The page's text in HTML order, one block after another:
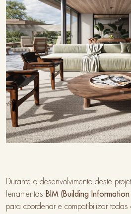
Durante o desenvolvimento deste
ferramentas BIM (Building
para coordenar e compatibilizar todas